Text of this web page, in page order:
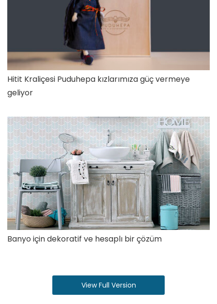
Hitit Kraliçesi Puduhepa kızlarımıza güç vermeye
geliyor
Banyo için dekoratif ve hesaplı bir çözüm
View Full Version